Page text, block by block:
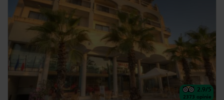
2.9/5
2373 opinie